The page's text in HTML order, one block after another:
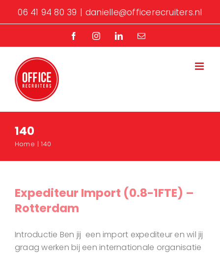
06 41 94 80 39 | danielle@officerecruiters.nl
FacebookInstagramLinkedInE-
140
Home 140
Expediteur Import (0.8-1FTE) –
Rotterdam
Introductie Ben jij een import expediteur en wil jij
graag werken bij een internationale organisatie